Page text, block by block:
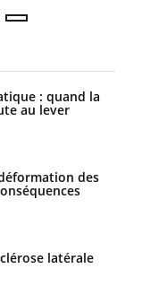
: quand la
au lever
des
latérale